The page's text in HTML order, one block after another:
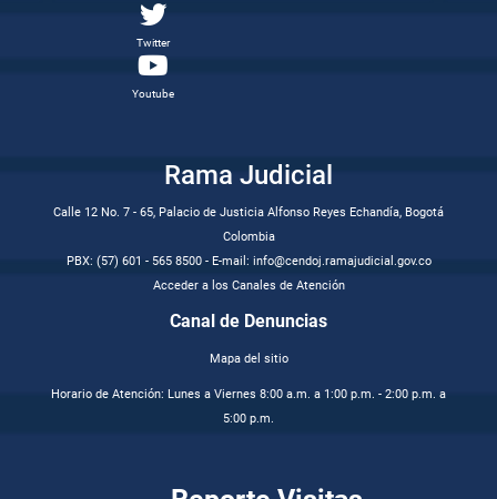
Twitter
Youtube
Rama Judicial
Calle 12 No. 7 - 65, Palacio de Justicia Alfonso Reyes Echandía, Bogotá
Colombia
PBX: (57) 601 - 565 8500 - E-mail: info@cendoj.ramajudicial.gov.co
Acceder a los Canales de Atención
Canal de Denuncias
Mapa del sitio
Horario de Atención: Lunes a Viernes 8:00 a.m. a 1:00 p.m. - 2:00 p.m. a
5:00 p.m.